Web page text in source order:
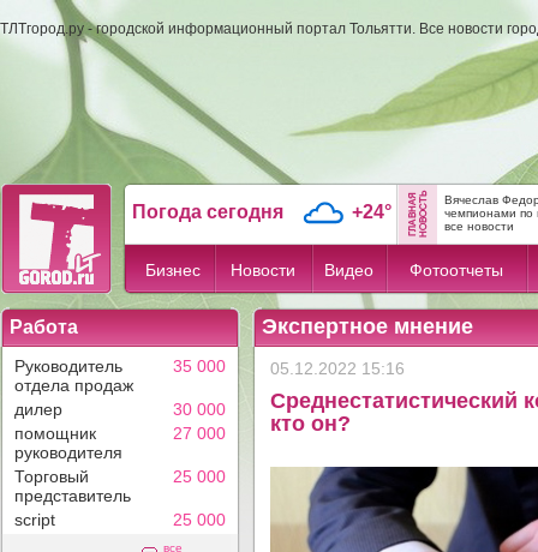
ТЛТгород.ру - городской информационный портал Тольятти. Все новости
Погода сегодня +24°
Вячеслав
чемпионами по
все новости
Бизнес Новости Видео Фотоотчеты
Работа
Руководитель
отдела продаж
35 000
дилер
30 000
помощник
руководителя
27 000
Торговый
представитель
25 000
script 25 000
все
Экспертное мнение
05.12.2022 15:16
Среднестатистический
кто он?